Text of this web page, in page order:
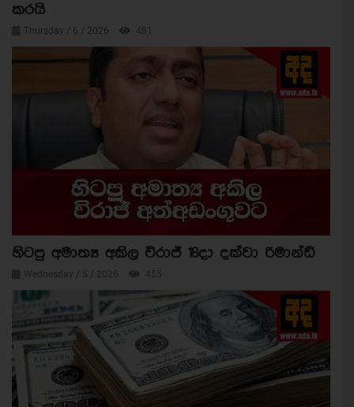
කරයි
Thursday / 6 / 2026 481
හිටපු අමාත්‍ය අකිල විරාජ් 18දා දක්වා රිමාන්ඩ්
Wednesday / 5 / 2026 455